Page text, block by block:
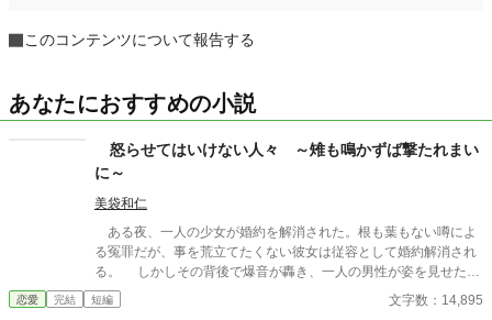
このコンテンツについて報告する
あなたにおすすめの小説
怒らせてはいけない人々 ～雉も鳴かずば撃たれまい
に～
美袋和仁
ある夜、一人の少女が婚約を解消された。根も葉もない噂によ
る冤罪だが、事を荒立てたくない彼女は従容として婚約解消され
る。 しかしその背後で爆音が轟き、一人の男性が姿を見せた。
彼は少女の父親。 怒らせてはならない人々に繋がる少女の婚約
解消が、思わぬ展開を導きだす。 なんとなくの一気書き。御笑
恋愛 完結 短編 文字数：14,895